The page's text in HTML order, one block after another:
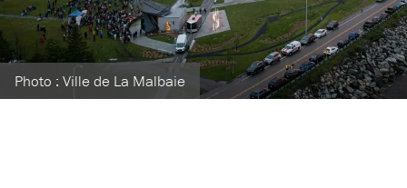
Photo : Ville de La Malbaie